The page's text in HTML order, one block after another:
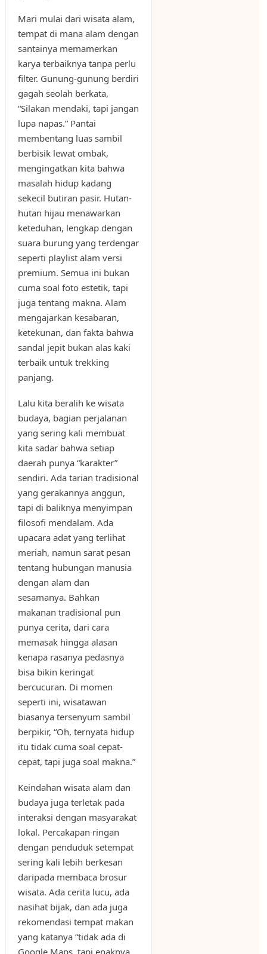
Mari mulai dari wisata alam,
tempat di mana alam dengan
santainya memamerkan
karya terbaiknya tanpa perlu
filter. Gunung-gunung berdiri
gagah seolah berkata,
“Silakan mendaki, tapi jangan
lupa napas.” Pantai
membentang luas sambil
berbisik lewat ombak,
mengingatkan kita bahwa
masalah hidup kadang
sekecil butiran pasir. Hutan-
hutan hijau menawarkan
keteduhan, lengkap dengan
suara burung yang terdengar
seperti playlist alam versi
premium. Semua ini bukan
cuma soal foto estetik, tapi
juga tentang makna. Alam
mengajarkan kesabaran,
ketekunan, dan fakta bahwa
sandal jepit bukan alas kaki
terbaik untuk trekking
panjang.
Lalu kita beralih ke wisata
budaya, bagian perjalanan
yang sering kali membuat
kita sadar bahwa setiap
daerah punya “karakter”
sendiri. Ada tarian tradisional
yang gerakannya anggun,
tapi di baliknya menyimpan
filosofi mendalam. Ada
upacara adat yang terlihat
meriah, namun sarat pesan
tentang hubungan manusia
dengan alam dan
sesamanya. Bahkan
makanan tradisional pun
punya cerita, dari cara
memasak hingga alasan
kenapa rasanya pedasnya
bisa bikin keringat
bercucuran. Di momen
seperti ini, wisatawan
biasanya tersenyum sambil
berpikir, “Oh, ternyata hidup
itu tidak cuma soal cepat-
cepat, tapi juga soal makna.”
Keindahan wisata alam dan
budaya juga terletak pada
interaksi dengan masyarakat
lokal. Percakapan ringan
dengan penduduk setempat
sering kali lebih berkesan
daripada membaca brosur
wisata. Ada cerita lucu, ada
nasihat bijak, dan ada juga
rekomendasi tempat makan
yang katanya “tidak ada di